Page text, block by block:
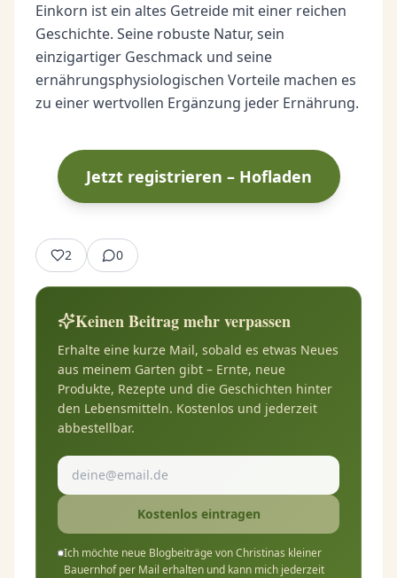
Einkorn ist ein altes Getreide mit einer reichen
Geschichte. Seine robuste Natur, sein
einzigartiger Geschmack und seine
ernährungsphysiologischen Vorteile machen es
zu einer wertvollen Ergänzung jeder Ernährung.
Jetzt registrieren – Hofladen
2 0
Keinen Beitrag mehr verpassen
Erhalte eine kurze Mail, sobald es etwas Neues
aus meinem Garten gibt – Ernte, neue
Produkte, Rezepte und die Geschichten hinter
den Lebensmitteln. Kostenlos und jederzeit
abbestellbar.
Kostenlos eintragen
Ich möchte neue Blogbeiträge von Christinas kleiner
Bauernhof per Mail erhalten und kann mich jederzeit